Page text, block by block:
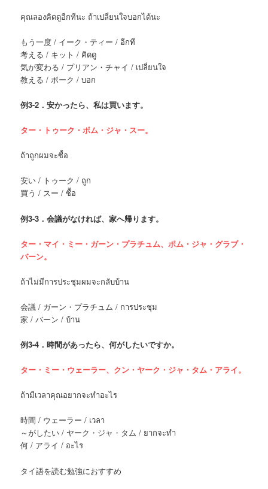
คุณลองคิดดูอีกทีนะ ถ้าเปลี่ยนใจบอกได้นะ
もう一度 / イーク・ティー / อีกที
考える / キット / คิดดู
気が変わる / プリアン・チャイ / เปลี่ยนใจ
教える / ボーク / บอก
例3-2．安かったら、私は買います。
ター・トゥーク・ポム・ジャ・スー。
ถ้าถูกผมจะซื้อ
安い / トゥーク / ถูก
買う / スー / ซื้อ
例3-3．会議がなければ、家へ帰ります。
ター・マイ・ミー・ガーン・プラチュム、ポム・ジャ・グラブ・
バーン。
ถ้าไม่มีการประชุมผมจะกลับบ้าน
会議 / ガーン・プラチュム / การประชุม
家 / バーン / บ้าน
例3-4．時間があったら、何がしたいですか。
ター・ミー・ウェーラー、クン・ヤーク・ジャ・タム・アライ。
ถ้ามีเวลาคุณอยากจะทำอะไร
時間 / ウェーラー / เวลา
～がしたい / ヤーク・ジャ・タム / ยากจะทำ
何 / アライ / อะไร
タイ語を読む勉強におすすめ